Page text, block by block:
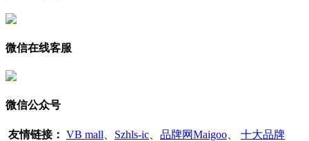
微信在线客服
微信公众号
友情链接： VB mall Szhls-ic 品牌网Maigoo
十大品牌